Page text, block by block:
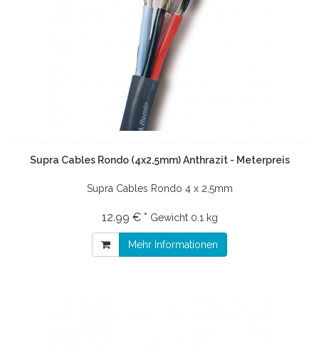
Supra Cables Rondo (4x2,5mm) Anthrazit - Meterpreis
Supra Cables Rondo 4 x 2,5mm
12.99 € * Gewicht 0.1 kg
Mehr Informationen